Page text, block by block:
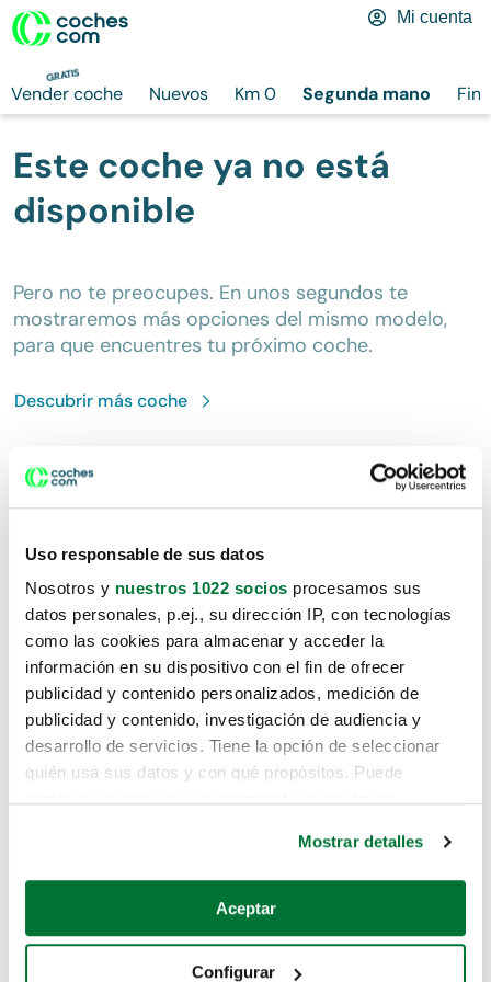
Uso responsable de sus datos
Nosotros y nuestros 1022 socios procesamos sus
datos personales, p.ej., su dirección IP, con tecnologías
como las cookies para almacenar y acceder la
información en su dispositivo con el fin de ofrecer
publicidad y contenido personalizados, medición de
publicidad y contenido, investigación de audiencia y
desarrollo de servicios. Tiene la opción de seleccionar
quién usa sus datos y con qué propósitos. Puede
Si lo permite, también quisiéramos:
Recopilar información sobre su ubicación geográfica
Mostrar detalles
Aceptar
Configurar
GRATIS
Vender coche Nuevos Km 0 Segunda mano
Mi cuenta
Este coche ya no está
disponible
Pero no te preocupes. En unos segundos te
mostraremos más opciones del mismo modelo,
para que encuentres tu próximo coche.
Descubrir máscoche